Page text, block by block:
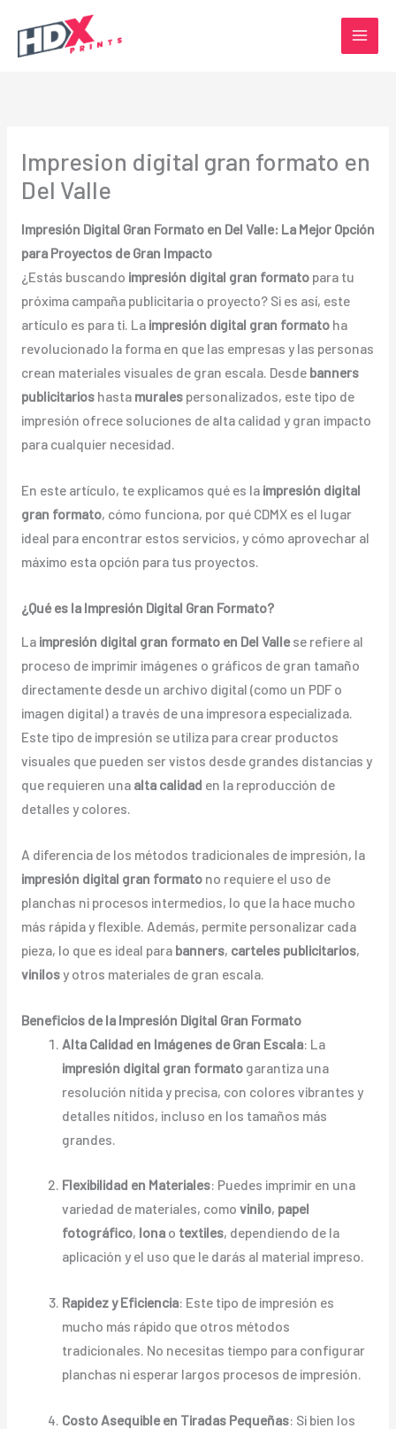
contenido
Impresion digital gran formato en
Del Valle
Impresión Digital Gran Formato en Del Valle: La Mejor Opción
para Proyectos de Gran Impacto
¿Estás buscando impresión digital gran formatopara tu
próxima campaña publicitaria o proyecto? Si es así, este
artículo es para ti. La impresión digital gran formatoha
revolucionado la forma en que las empresas y las personas
crean materiales visuales de gran escala. Desde banners
publicitarioshasta muralespersonalizados, este tipo de
impresión ofrece soluciones de alta calidad y gran impacto
para cualquier necesidad.
En este artículo, te explicamos qué es la impresión digital
gran formato, cómo funciona, por qué CDMX es el lugar
ideal para encontrar estos servicios, y cómo aprovechar al
máximo esta opción para tus proyectos.
¿Qué es la Impresión Digital Gran Formato?
La impresión digital gran formato en Del Vallese refiere al
proceso de imprimir imágenes o gráficos de gran tamaño
directamente desde un archivo digital (como un PDF o
imagen digital) a través de una impresora especializada.
Este tipo de impresión se utiliza para crear productos
visuales que pueden ser vistos desde grandes distancias y
que requieren una alta calidad en la reproducción de
detalles y colores.
A diferencia de los métodos tradicionales de impresión, la
impresión digital gran formatono requiere el uso de
planchas ni procesos intermedios, lo que la hace mucho
más rápida y flexible. Además, permite personalizar cada
pieza, lo que es ideal para banners, carteles publicitarios,
vinilosy otros materiales de gran escala.
Beneficios de la Impresión Digital Gran Formato
Alta Calidad en Imágenes de Gran Escala: La
impresión digital gran formato garantiza una
resolución nítida y precisa, con colores vibrantes y
detalles nítidos, incluso en los tamaños más
grandes.
Flexibilidad en Materiales: Puedes imprimir en una
variedad de materiales, comovinilo, papel
fotográfico, lona o textiles, dependiendo de la
aplicación y el uso que le darás al material impreso.
Rapidez y Eficiencia: Este tipo de impresión es
mucho más rápido que otros métodos
tradicionales. No necesitas tiempo para configurar
planchas ni esperar largos procesos de impresión.
Costo Asequible en Tiradas Pequeñas: Si bien los